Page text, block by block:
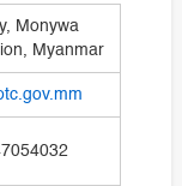
Monywa
Myanmar